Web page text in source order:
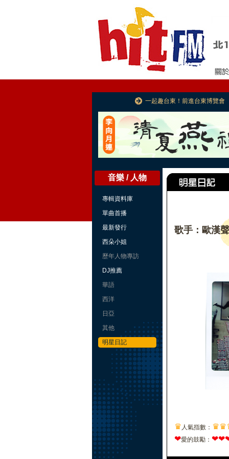
一起趣台東！前進台東博覽會
音樂 / 人物
專輯資料庫
單曲首播
最新發行
西朵小姐
歷年人物專訪
DJ推薦
華語
西洋
日亞
其他
明星日記
歌手：歐漢聲
♛ 人氣指數： ♛♛
❤愛的鼓勵： ❤❤